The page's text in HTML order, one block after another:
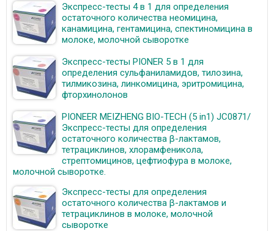
Экспресс-тесты 4 в 1 для определения
остаточного количества неомицина,
канамицина, гентамицина, спектиномицина в
молоке, молочной сыворотке
Экспресс-тесты PIONER 5 в 1 для
определения сульфаниламидов, тилозина,
тилмикозина, линкомицина, эритромицина,
фторхинолонов
PIONEER MEIZHENG BIO-TECH (5 in1) JC0871/
Экспресс-тесты для определения
остаточного количества β-лактамов,
тетрациклинов, хлорамфеникола,
стрептомицинов, цефтиофура в молоке,
молочной сыворотке.
Экспресс-тесты для определения
остаточного количества β-лактамов и
тетрациклинов в молоке, молочной
сыворотке